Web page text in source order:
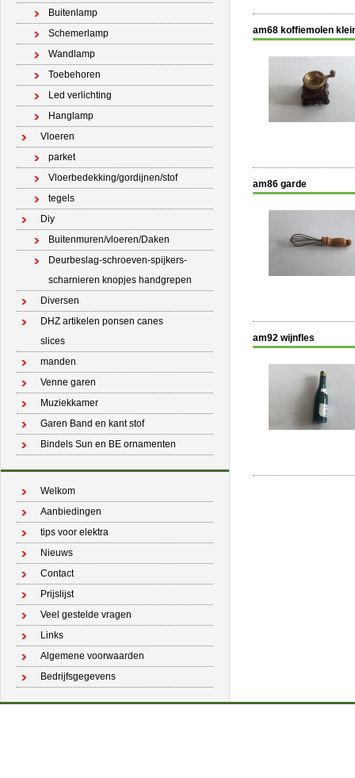
Buitenlamp
Schemerlamp
Wandlamp
Toebehoren
Led verlichting
Hanglamp
Vloeren
parket
Vloerbedekking/gordijnen/stof
tegels
Diy
Buitenmuren/vloeren/Daken
Deurbeslag-schroeven-spijkers-
scharnieren knopjes handgrepen
Diversen
DHZ artikelen ponsen canes
slices
manden
Venne garen
Muziekkamer
Garen Band en kant stof
Bindels Sun en BE ornamenten
Welkom
Aanbiedingen
tips voor elektra
Nieuws
Contact
Prijslijst
Veel gestelde vragen
Links
Algemene voorwaarden
Bedrijfsgegevens
am68 koffiemolen
am86 garde
am92 wijnfles